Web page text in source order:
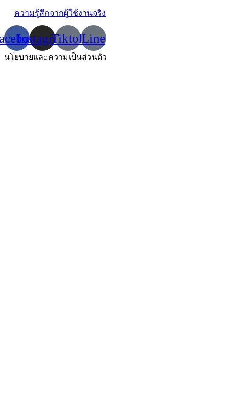
ความรู้สึกจากผู้ใช้งานจริง
InstagramTiktokLine
นโยบายและความเป็นส่วนตัว